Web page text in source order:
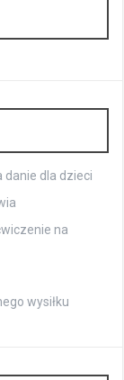
dla dzieci
na
wysiłku